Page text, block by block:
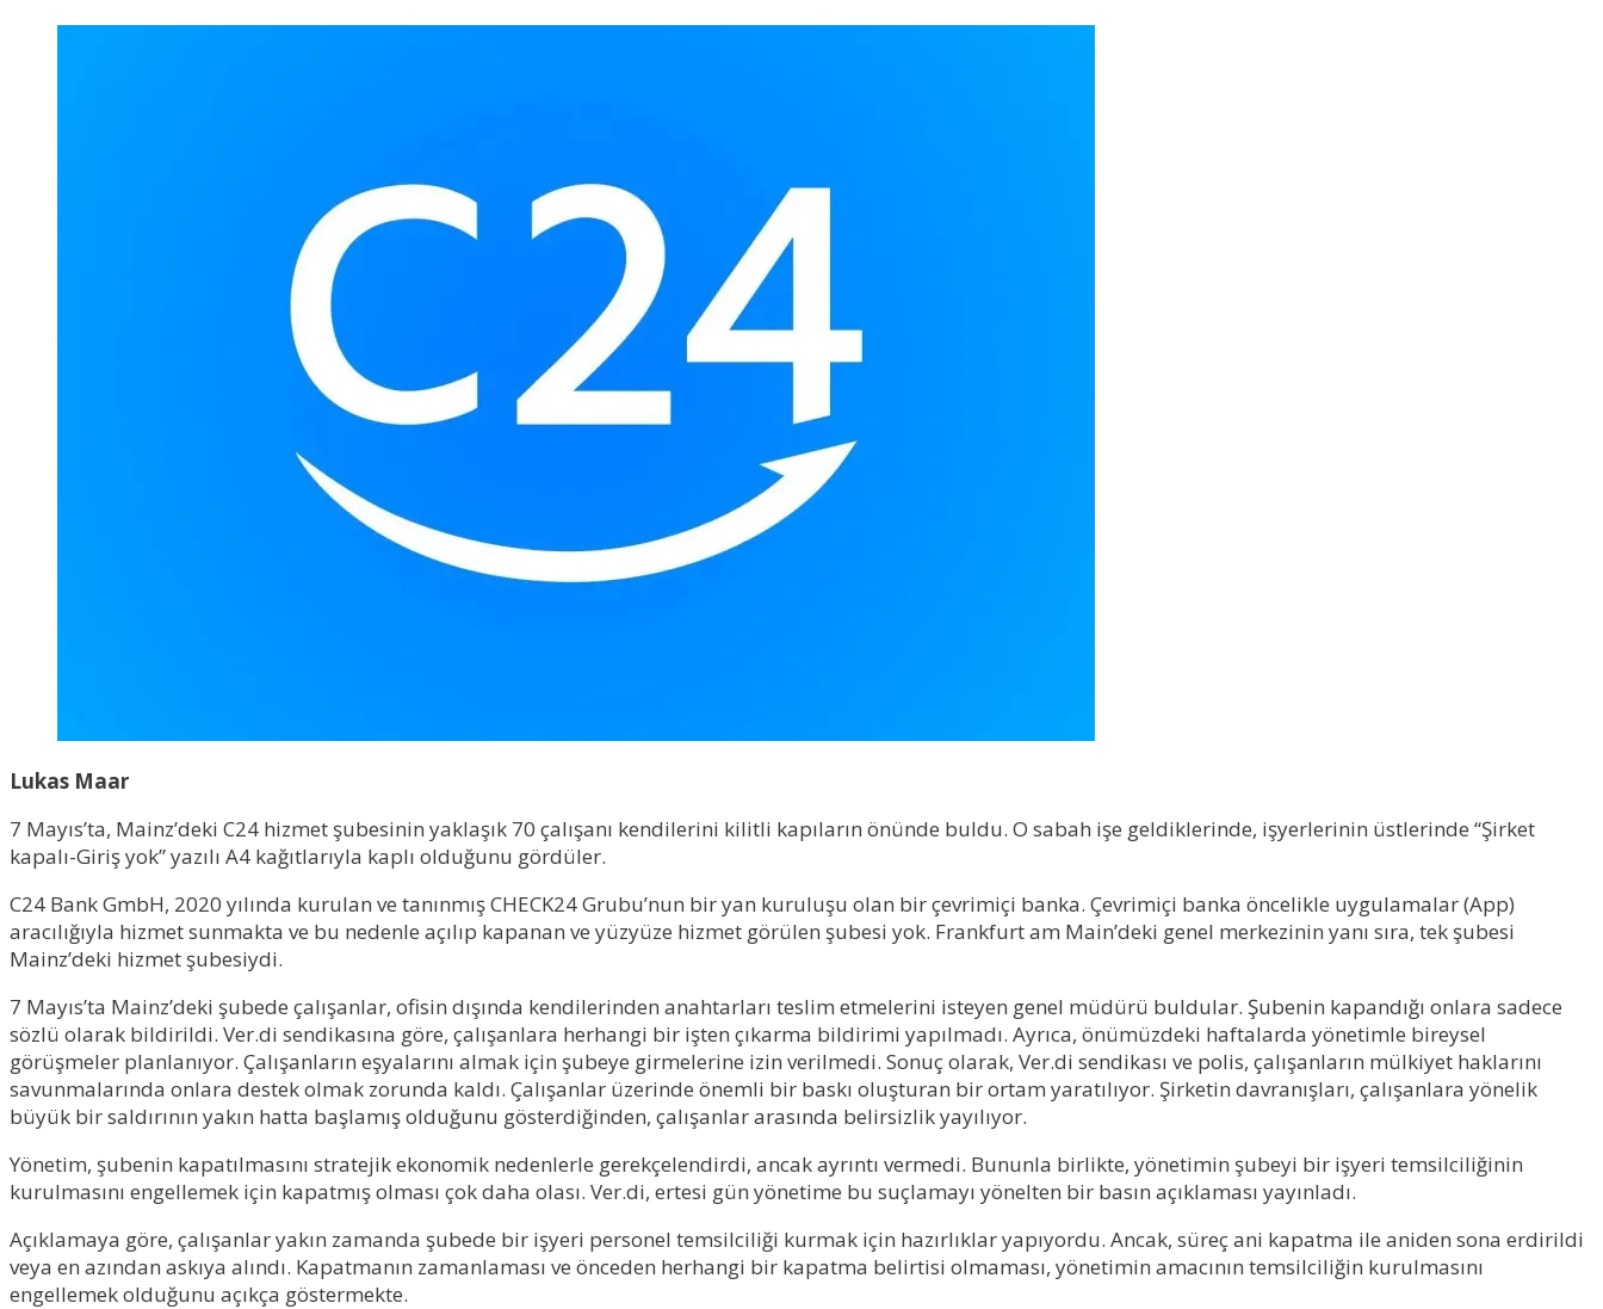
Lukas Maar
7 Mayıs’ta, Mainz’deki C24 hizmet şubesinin yaklaşık 70 çalışanı kendilerini kilitli kapıların önünde buldu. O sabah işe geldiklerinde, işyerlerinin üstlerinde “Şirket
kapalı-Giriş yok” yazılı A4 kağıtlarıyla kaplı olduğunu gördüler.
C24 Bank GmbH, 2020 yılında kurulan ve tanınmış CHECK24 Grubu’nun bir yan kuruluşu olan bir çevrimiçi banka. Çevrimiçi banka öncelikle uygulamalar (App)
aracılığıyla hizmet sunmakta ve bu nedenle açılıp kapanan ve yüzyüze hizmet görülen şubesi yok. Frankfurt am Main’deki genel merkezinin yanı sıra, tek şubesi
Mainz’deki hizmet şubesiydi.
7 Mayıs’ta Mainz’deki şubede çalışanlar, ofisin dışında kendilerinden anahtarları teslim etmelerini isteyen genel müdürü buldular. Şubenin kapandığı onlara sadece
sözlü olarak bildirildi. Ver.di sendikasına göre, çalışanlara herhangi bir işten çıkarma bildirimi yapılmadı. Ayrıca, önümüzdeki haftalarda yönetimle bireysel
görüşmeler planlanıyor. Çalışanların eşyalarını almak için şubeye girmelerine izin verilmedi. Sonuç olarak, Ver.di sendikası ve polis, çalışanların mülkiyet haklarını
savunmalarında onlara destek olmak zorunda kaldı. Çalışanlar üzerinde önemli bir baskı oluşturan bir ortam yaratılıyor. Şirketin davranışları, çalışanlara yönelik
büyük bir saldırının yakın hatta başlamış olduğunu gösterdiğinden, çalışanlar arasında belirsizlik yayılıyor.
Yönetim, şubenin kapatılmasını stratejik ekonomik nedenlerle gerekçelendirdi, ancak ayrıntı vermedi. Bununla birlikte, yönetimin şubeyi bir işyeri temsilciliğinin
kurulmasını engellemek için kapatmış olması çok daha olası. Ver.di, ertesi gün yönetime bu suçlamayı yönelten bir basın açıklaması yayınladı.
Açıklamaya göre, çalışanlar yakın zamanda şubede bir işyeri personel temsilciliği kurmak için hazırlıklar yapıyordu. Ancak, süreç ani kapatma ile aniden sona erdirildi
veya en azından askıya alındı. Kapatmanın zamanlaması ve önceden herhangi bir kapatma belirtisi olmaması, yönetimin amacının temsilciliğin kurulmasını
engellemek olduğunu açıkça göstermekte.